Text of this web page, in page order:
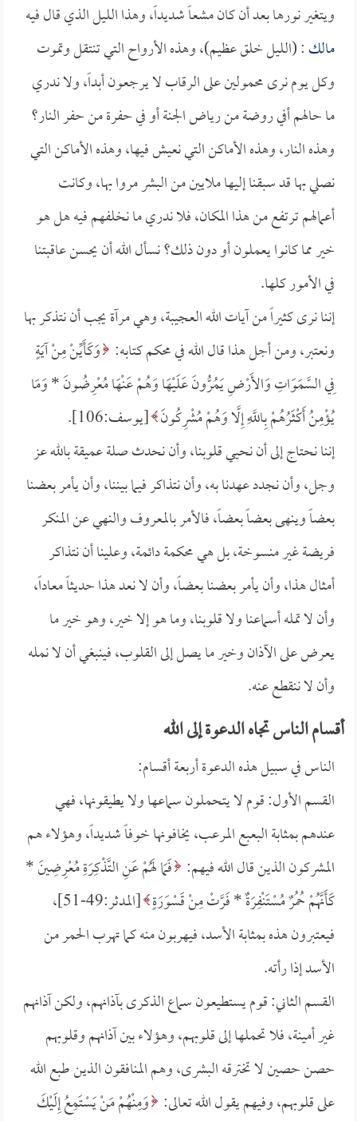
ويتغير نورها بعد أن كان مشعاً شديداً، وهذا الليل الذي قال فيه
مالك: (الليل خلق عظيم)، وهذه الأرواح التي تنتقل وتموت
وكل يوم نرى محمولين على الرقاب لا يرجعون أبداً، ولا ندري
ما حالهم أفي روضة من رياض الجنة أو في حفرة من حفر النار؟
وهذه النار، وهذه الأماكن التي نعيش فيها، وهذه الأماكن التي
نصلي بها قد سبقنا إليها ملايين من البشر مروا بها، وكانت
أعمالهم ترتفع من هذا المكان، فلا ندري ما نخلفهم فيه هل هو
خير مما كانوا يعملون أو دون ذلك؟ نسأل الله أن يحسن عاقبتنا
في الأمور كلها.
إننا نرى كثيراً من آيات الله العجيبة، وهي مرآة يجب أن نتذكر بها
ونعتبر، ومن أجل هذا قال الله في محكم كتابه: وَكَأَيِّنْ مِنْ آيَةٍ
فِي السَّمَوَاتِ وَالأَرْضِ يَمُرُّونَ عَلَيْهَا وَهُمْ عَنْهَا مُعْرِضُونَ *وَمَا
يُؤْمِنُ أَكْثَرُهُمْ بِاللَّهِ إِلَّا وَهُمْ مُشْرِكُونَ [يوسف:106].
إننا نحتاج إلى أن نحيي قلوبنا، وأن نحدث صلة عميقة بالله عز
وجل، وأن نجدد عهدنا به، وأن نتذاكر فيما بيننا، وأن يأمر بعضنا
بعضاً وينهى بعضاً بعضاً، فالأمر بالمعروف والنهي عن المنكر
فريضة غير منسوخة، بل هي محكمة دائمة، وعلينا أن نتذاكر
أمثال هذا، وأن يأمر بعضنا بعضاً، وأن لا نعد هذا حديثاً معاداً،
وأن لا تمله أسماعنا ولا قلوبنا، وما هو إلا خير، وهو خير ما
يعرض على الآذان وخير ما يصل إلى القلوب، فينبغي أن لا نمله
وأن لا ننقطع عنه.
أقسام الناس تجاه الدعوة إلى الله
الناس في سبيل هذه الدعوة أربعة أقسام:
القسم الأول: قوم لا يتحملون سماعها ولا يطيقونها، فهي
عندهم بمثابة البعبع المرعب، يخافونها خوفاً شديداً، وهؤلاء هم
المشركون الذين قال الله فيهم: فَمَا لَهُمْ عَنِ التَّذْكِرَةِ مُعْرِضِينَ *
كَأَنَّهُمْ حُمُرٌ مُسْتَنْفِرَةٌ *فَرَّتْ مِنْ قَسْوَرَةٍ
[المدثر:49-51]،
فيعتبرون هذه بمثابة الأسد، فيهربون منه كما تهرب الحمر من
الأسد إذا رأته.
القسم الثاني: قوم يستطيعون سماع الذكرى بآذانهم، ولكن آذانهم
غير أمينة، فلا تحملها إلى قلوبهم، وهؤلاء بين آذانهم وقلوبهم
حصن حصين لا تخترقه البشرى، وهم المنافقون الذين طبع الله
على قلوبهم، وفيهم يقول الله تعالى: وَمِنْهُمْ مَنْ يَسْتَمِعُ إِلَيْكَ